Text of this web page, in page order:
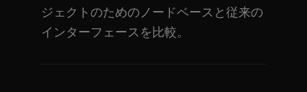
ジェクトのためのノードベースと従来の
インターフェースを比較。